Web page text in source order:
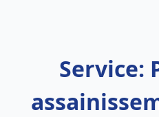
Service: